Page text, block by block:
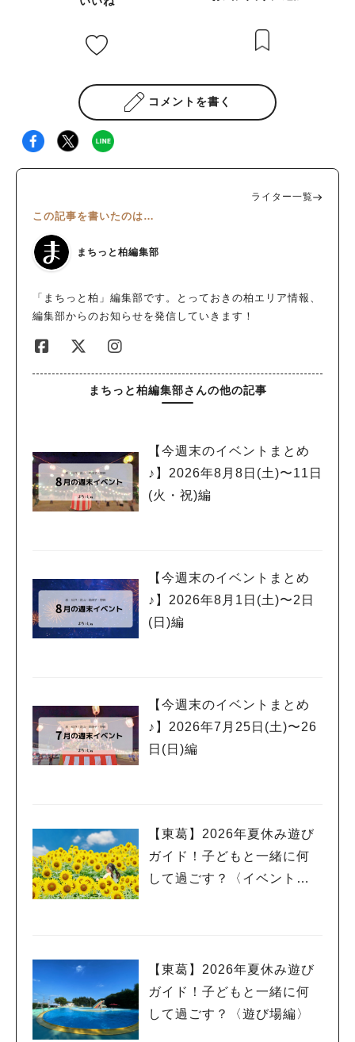
てしばらく気温36度台の快晴が続くようですし、ひまわりは期間
中はずっと咲いているのではないでしょうか！ 昨年の動画にな
コメントを書く
ライター一覧
この記事を書いたのは…
まちっと柏編集部
「まちっと柏」編集部です。とっておきの柏エリア情報、
編集部からのお知らせを発信していきます！
まちっと柏編集部さんの他の記事
【今週末のイベントまとめ
♪】2026年8月8日(土)〜11日
(火・祝)編
【今週末のイベントまとめ
♪】2026年8月1日(土)〜2日
(日)編
【今週末のイベントまとめ
♪】2026年7月25日(土)〜26
日(日)編
【東葛】2026年夏休み遊び
ガイド！子どもと一緒に何
して過ごす？〈イベント
【東葛】2026年夏休み遊び
ガイド！子どもと一緒に何
して過ごす？〈遊び場編〉